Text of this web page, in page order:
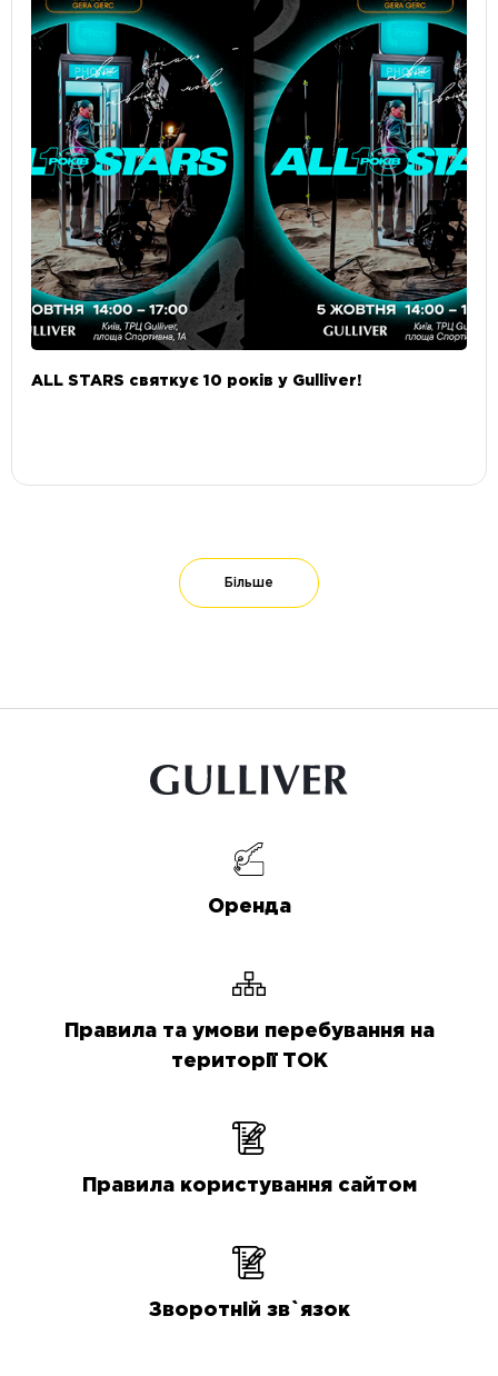
ALL STARS святкує 10 років у Gulliver!
Більше
Оренда
Правила та умови перебування на
території ТОК
Правила користування сайтом
Зворотній зв`язок